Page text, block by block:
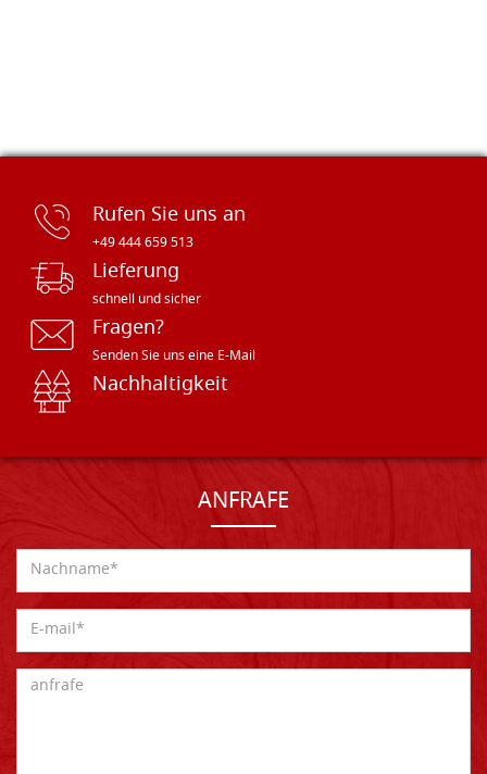
Rufen Sie uns an
+49 444 659 513
Lieferung
schnell und sicher
Fragen?
Senden Sie uns eine E-Mail
Nachhaltigkeit
ANFRAFE